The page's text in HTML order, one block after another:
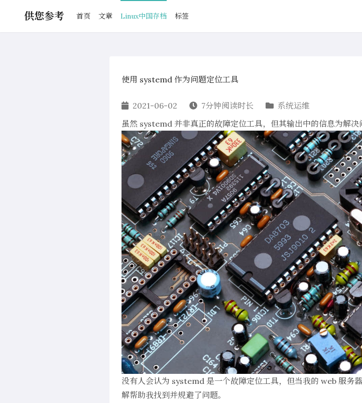
供您参考 首页 文章 Linux中国存档 标签
使用 systemd 作为问题定位工具
2021-06-02 7分钟阅读时长
系统运维
虽然 systemd 并非真正的故障定位工具，但其输出中的信息为解决
没有人会认为 systemd 是一个故障定位工具，但当我的 web 服务
解帮助我找到并规避了问题。